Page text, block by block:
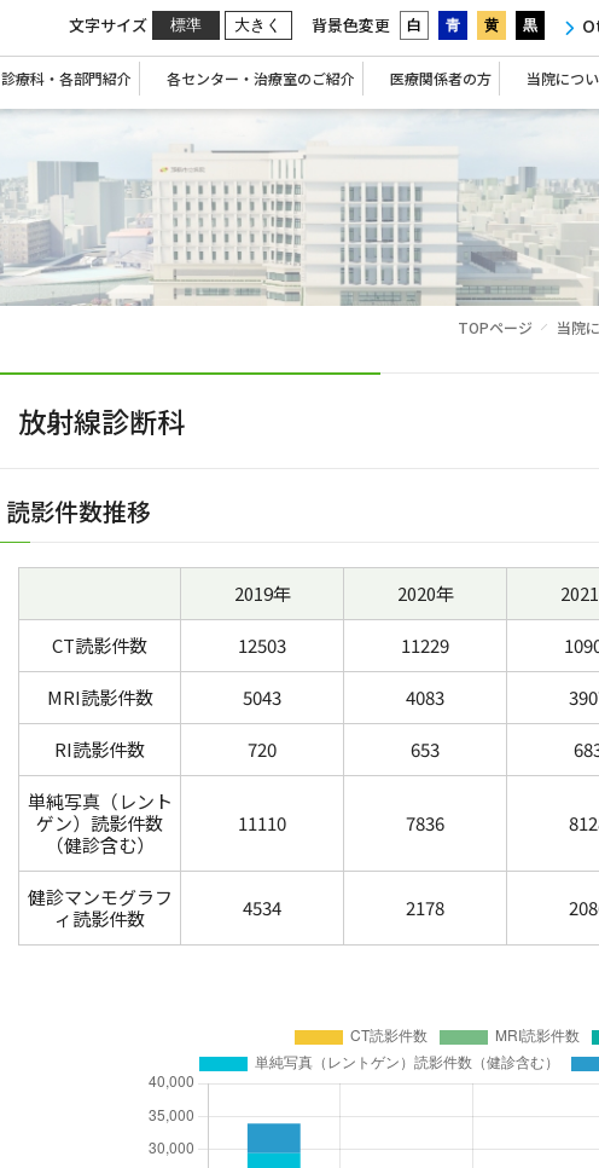
文字サイズ 標準 大きく 背景色変更 白 青 黄 黒
診療科・各部門紹介 各センター・治療室のご紹介 医療関係者の方 当院につ
TOPページ 当院
放射線診断科
読影件数推移
2019年 2020年
CT読影件数 12503 11229
MRI読影件数 5043 4083
RI読影件数 720 653
単純写真（レント
ゲン）読影件数
（健診含む）
11110 7836
健診マンモグラフ
ィ読影件数
4534 2178